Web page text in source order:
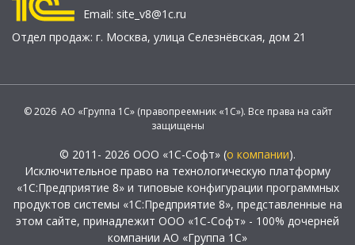
Email: site_v8@1c.ru
Отдел продаж: г. Москва, улица Селезнёвская, дом 21
© 2026 АО «Группа 1С» (правопреемник «1С»). Все права на сайт
защищены
© 2011- 2026 ООО «1С-Софт» (о компании).
Исключительное право на технологическую платформу
«1С:Предприятие 8» и типовые конфигурации программных
продуктов системы «1С:Предприятие 8», представленные на
этом сайте, принадлежит ООО «1С-Софт» - 100% дочерней
компании АО «Группа 1С»